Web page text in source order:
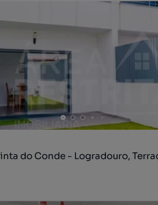
do Conde - Logradouro,